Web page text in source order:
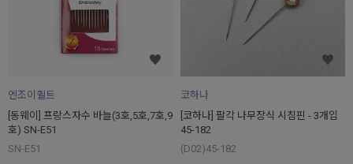
엔조이퀼트
[동웨이] 프랑스자수 바늘(3호,5호,7호,9
호) SN-E51
SN-E51
코하나
[코하나] 팔각 나무장식 시침핀 - 3개입
45-182
(D02)45-182